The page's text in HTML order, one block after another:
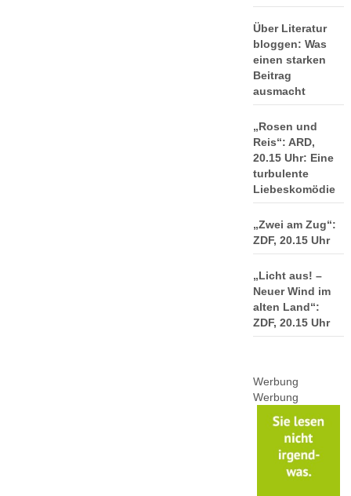
Über Literatur
bloggen: Was
einen starken
Beitrag
ausmacht
„Rosen und
Reis“: ARD,
20.15 Uhr: Eine
turbulente
Liebeskomödie
„Zwei am Zug“:
ZDF, 20.15 Uhr
„Licht aus! –
Neuer Wind im
alten Land“:
ZDF, 20.15 Uhr
Werbung
Werbung